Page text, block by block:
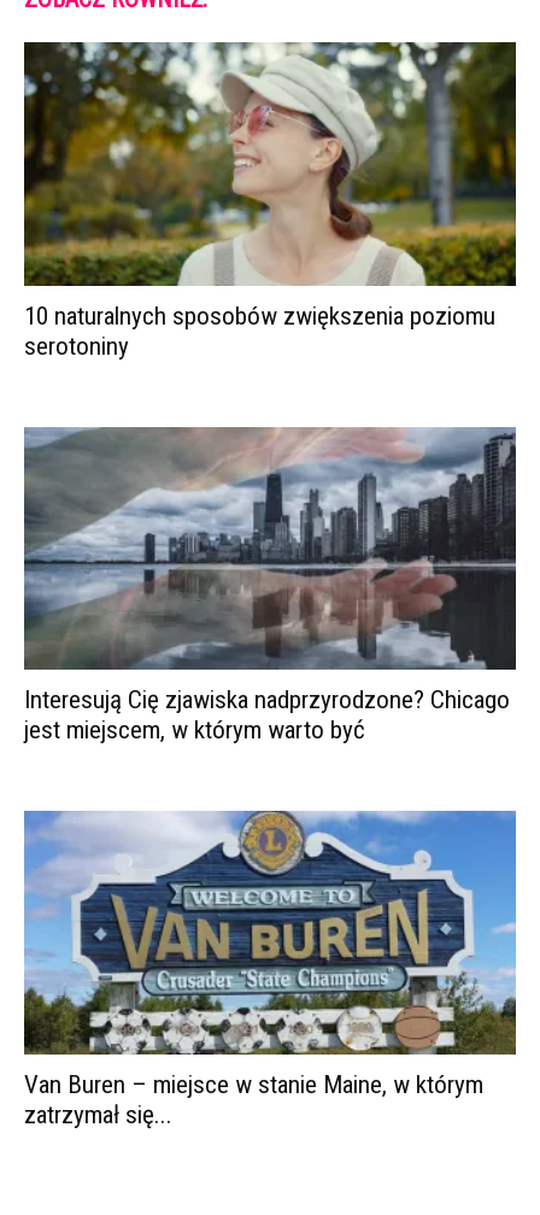
10 naturalnych sposobów zwiększenia poziomu
serotoniny
Interesują Cię zjawiska nadprzyrodzone? Chicago
jest miejscem, w którym warto być
Van Buren – miejsce w stanie Maine, w którym
zatrzymał się...